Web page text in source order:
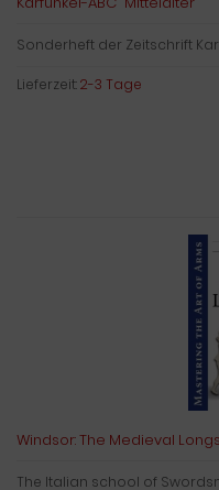
Sonderheft der Zeitschrift
Lieferzeit:2-3 Tage
Windsor: The Medieval
The Italian school of